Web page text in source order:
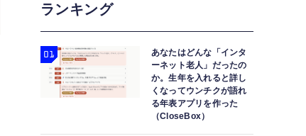
ランキング
あなたはどんな「インタ
ーネット老人」だったの
か。生年を入れると詳し
くなってウンチクが語れ
る年表アプリを作った
（CloseBox）